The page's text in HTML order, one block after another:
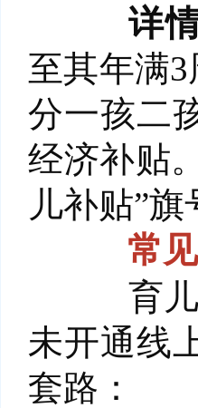
详
至其年满
分一孩二
经济补贴
儿补贴”
常
育儿
未开通线
套路：